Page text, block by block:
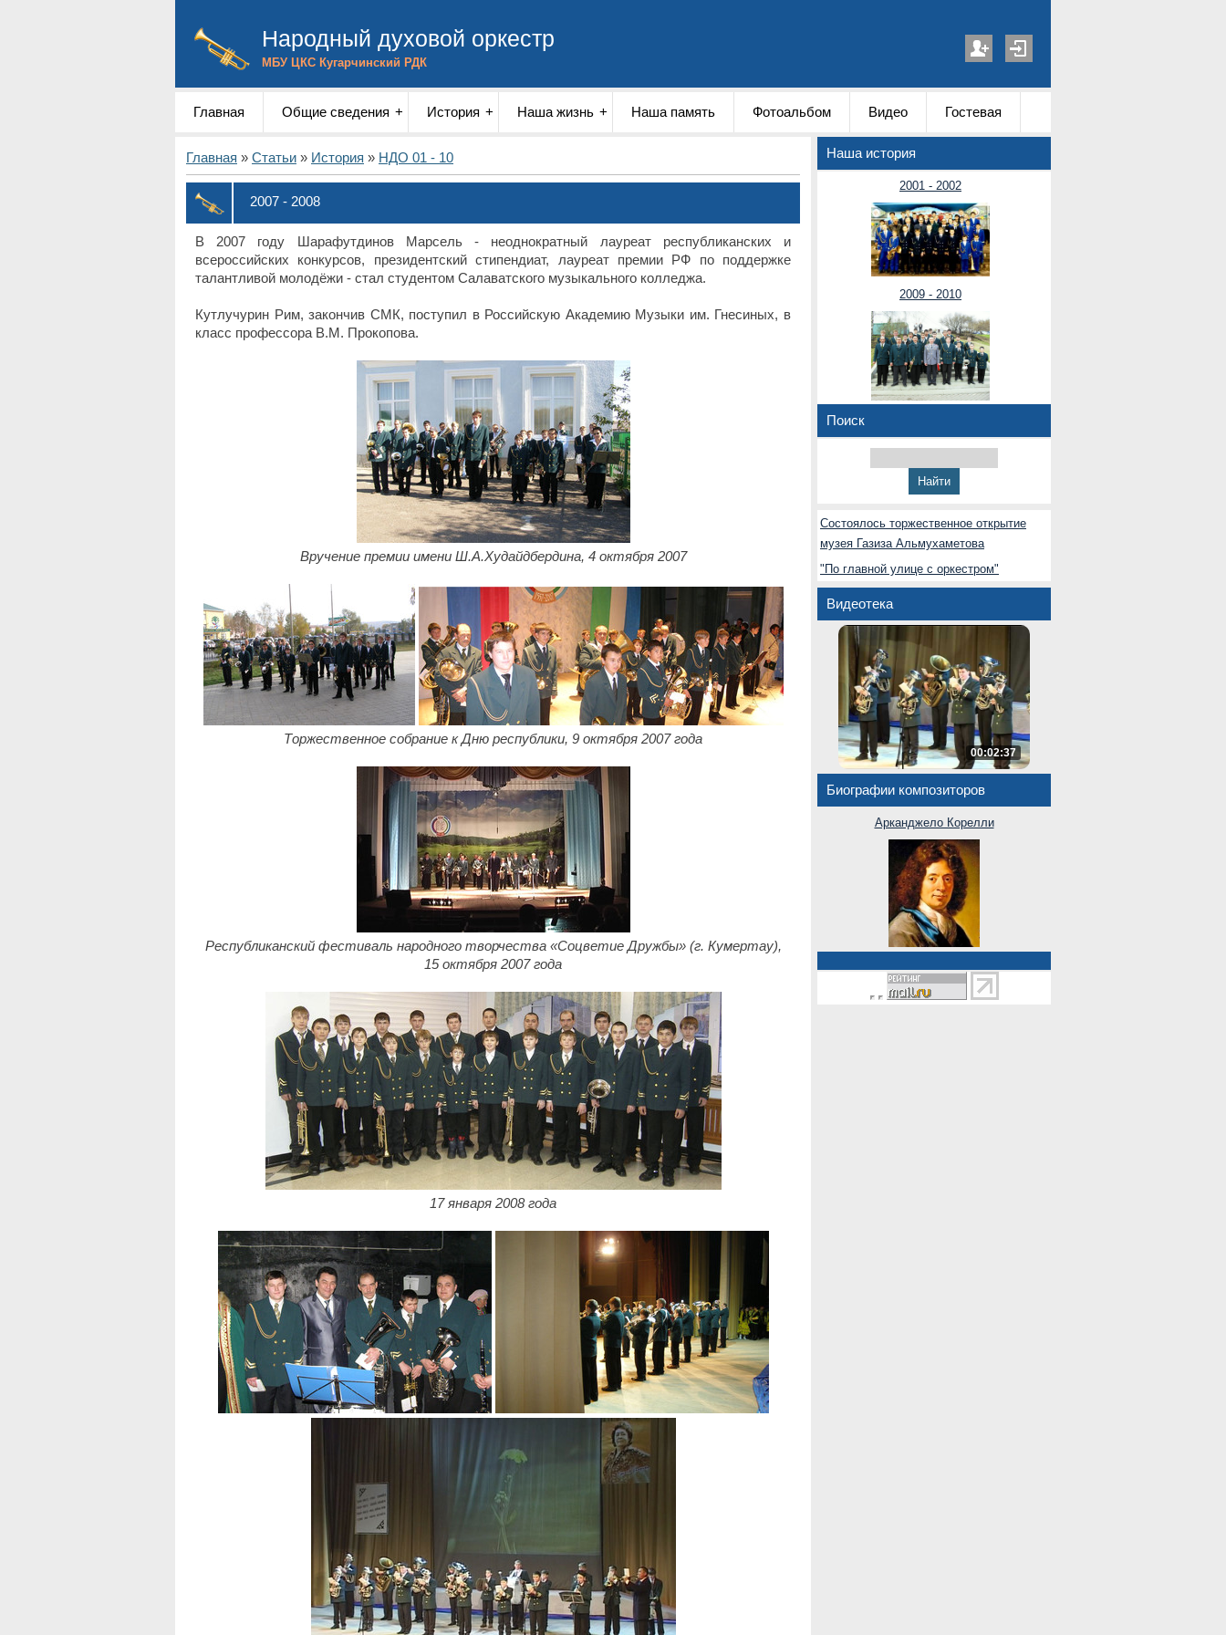
Народный духовой оркестр
МБУ ЦКС Кугарчинский РДК
Главная Общие сведения История Наша жизнь Наша память Фотоальбом Видео Гостевая
Главная » Статьи » История » НДО 01 - 10
2007 - 2008
В 2007 году Шарафутдинов Марсель - неоднократный лауреат республиканских и
всероссийских конкурсов, президентский стипендиат, лауреат премии РФ по поддержке
талантливой молодёжи - стал студентом Салаватского музыкального колледжа.
Кутлучурин Рим, закончив СМК, поступил в Российскую Академию Музыки им. Гнесиных, в
класс профессора В.М. Прокопова.
Вручение премии имени Ш.А.Худайдбердина, 4 октября 2007
Торжественное собрание к Дню республики, 9 октября 2007 года
Республиканский фестиваль народного творчества «Соцветие Дружбы» (г. Кумертау),
15 октября 2007 года
17 января 2008 года
Наша история
2001 - 2002
2009 - 2010
Поиск
Состоялось торжественное открытие
музея Газиза Альмухаметова
"По главной улице с оркестром"
Видеотека
00:02:37
Биографии композиторов
Арканджело Корелли